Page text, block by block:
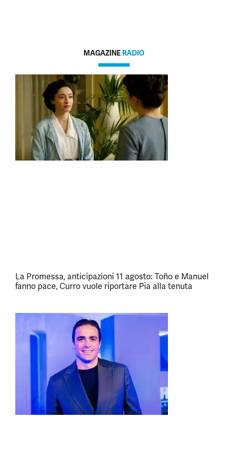
MAGAZINE RADIO
La Promessa, anticipazioni 11 agosto: Toño e Manuel
fanno pace, Curro vuole riportare Pia alla tenuta